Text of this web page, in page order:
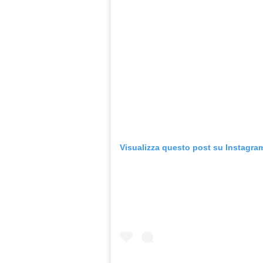
Visualizza questo post su